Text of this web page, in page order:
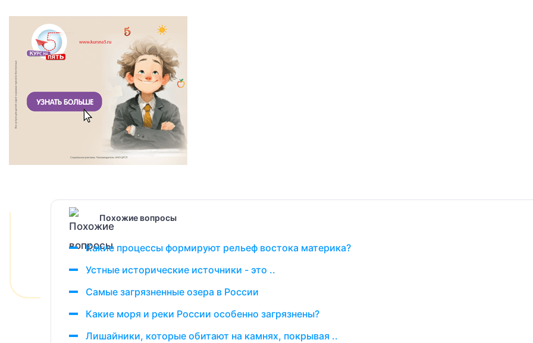
Похожие вопросы
Какие процессы формируют рельеф востока материка?
Устные исторические источники - это ..
Самые загрязненные озера в России
Какие моря и реки России особенно загрязнены?
Лишайники, которые обитают на камнях, покрывая ..